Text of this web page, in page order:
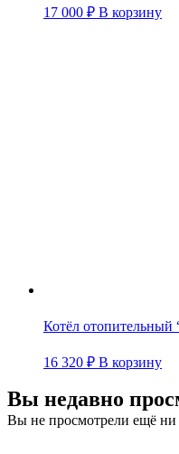
17 000 ₽ В корзину
Котёл отопительный
16 320 ₽ В корзину
Вы недавно
Вы не просмотрели ещё ни